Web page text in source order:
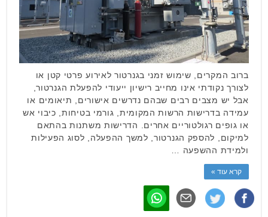
ברוב המקרים, שימוש זמני בגנרטור לאירוע פרטי קטן או
לצורך נקודתי אינו מחייב רישיון ייעודי להפעלת הגנרטור,
אבל יש מצבים רבים שבהם נדרשים אישורים, תיאומים או
עמידה בדרישות הרשות המקומית, גורמי בטיחות, כיבוי אש
או גופים רגולטוריים אחרים. הדרישות משתנות בהתאם
למיקום, להספק הגנרטור, למשך ההפעלה, לסוג הפעילות
ולמידת ההשפעה …
קרא עוד »